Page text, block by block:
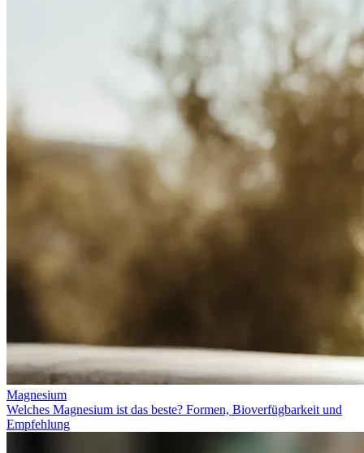
Magnesium
Welches Magnesium ist das beste? Formen, Bioverfügbarkeit und
Empfehlung